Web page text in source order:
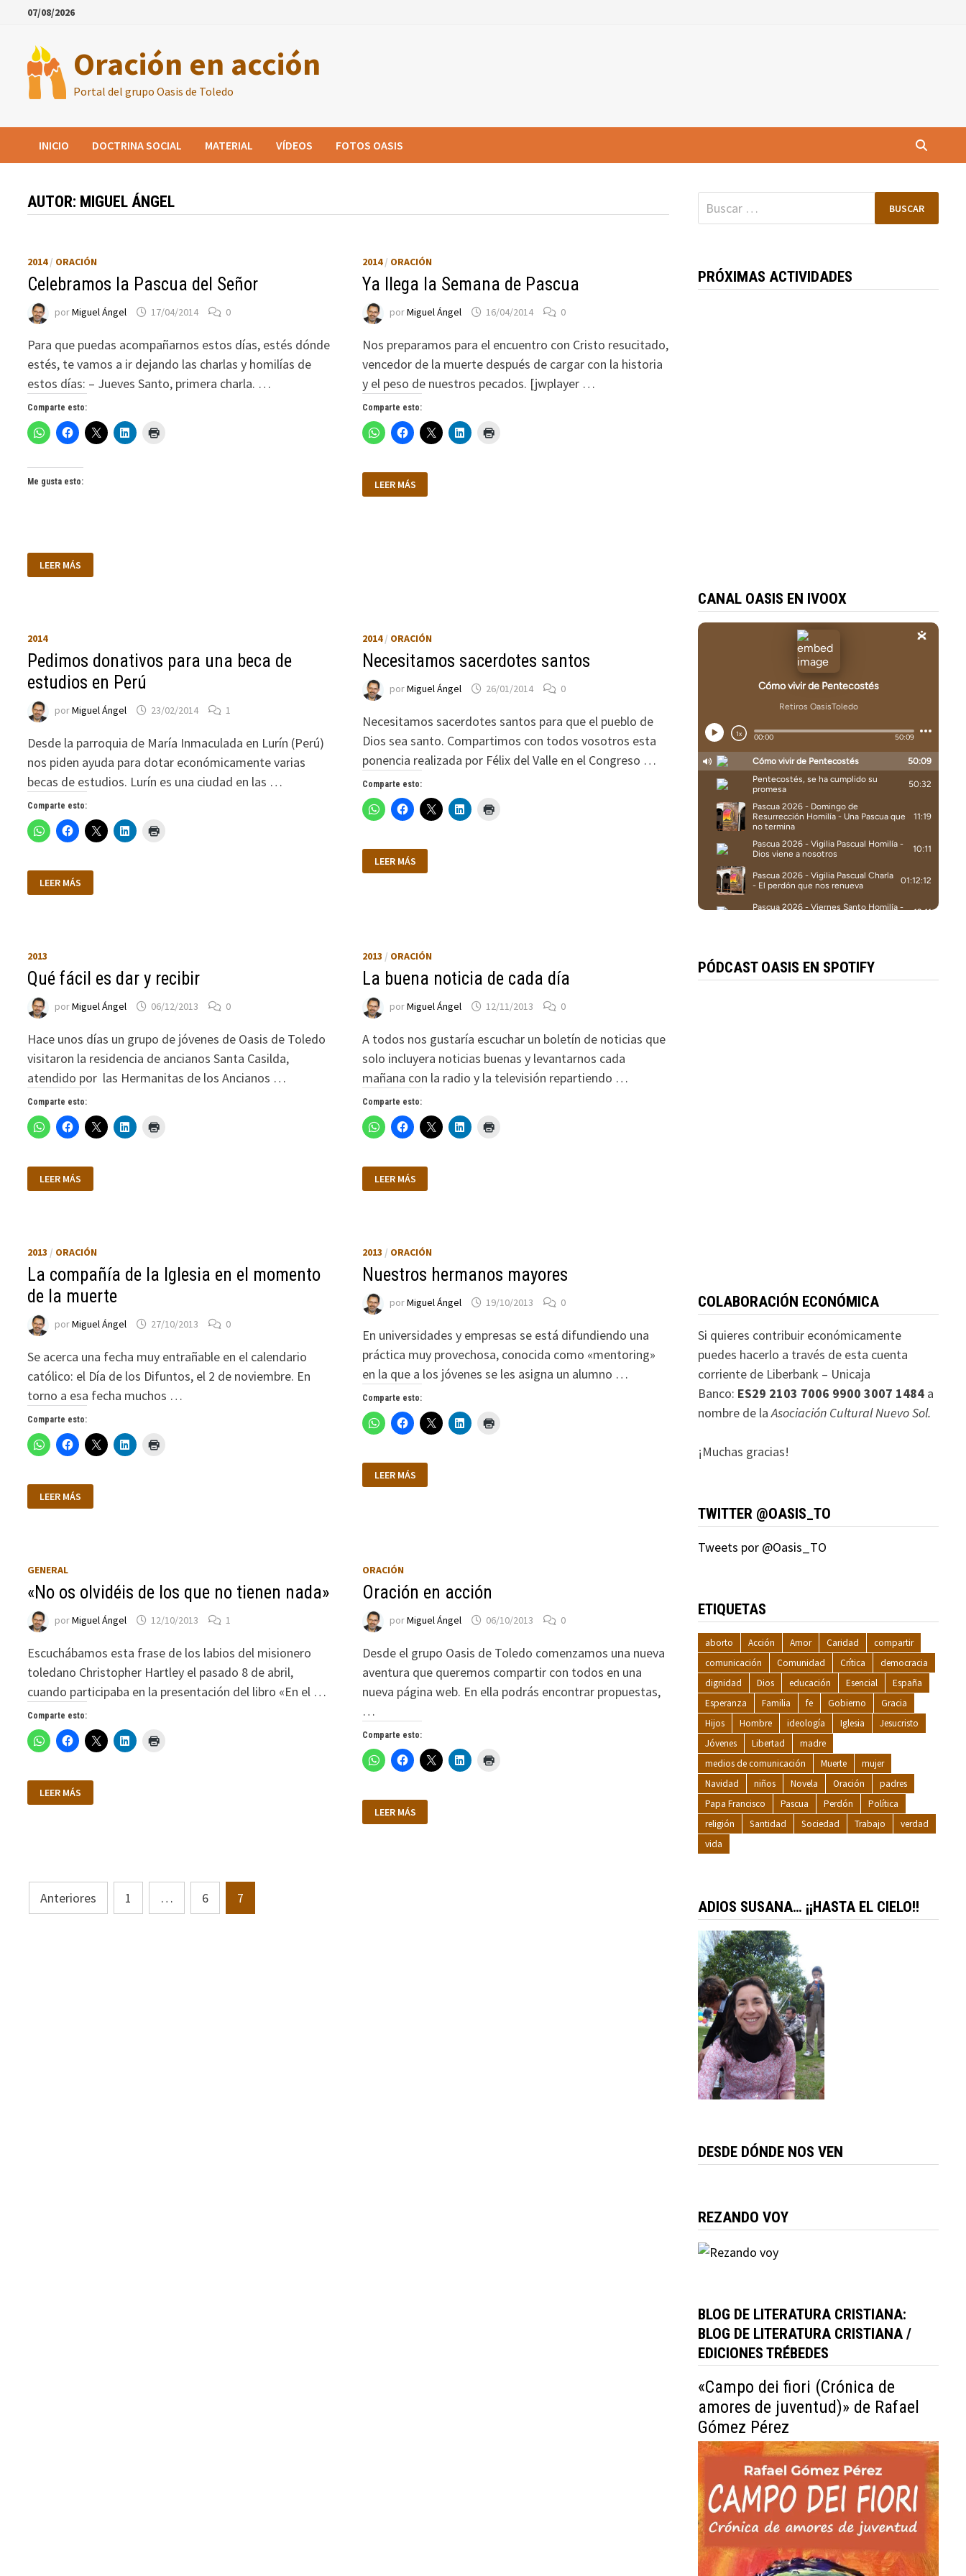
Saltar
contenido
07/08/2026
Oración en acción
Portal del grupo Oasis de Toledo
INICIO DOCTRINA SOCIAL MATERIAL VÍDEOS FOTOS OASIS
AUTOR: MIGUEL ÁNGEL
2014/ ORACIÓN
Celebramos la Pascua del Señor
porMiguel Ángel 17/04/2014 0
Para que puedas acompañarnos estos días, estés dónde
estés, te vamos a ir dejando las charlas y homilías de
estos días: – Jueves Santo, primera charla. …
Comparte esto:
Me gusta esto:
CELEBRAMOS
LA
PASCUA
LEER MÁS
2014/ ORACIÓN
Ya llega la Semana de Pascua
porMiguel Ángel 16/04/2014 0
Nos preparamos para el encuentro con Cristo resucitado,
vencedor de la muerte después de cargar con la historia
y el peso de nuestros pecados. [jwplayer …
Comparte esto:
LLEGA
LA
LEER MÁS
2014
Pedimos donativos para una beca de
estudios en Perú
porMiguel Ángel 23/02/2014 1
Desde la parroquia de María Inmaculada en Lurín (Perú)
nos piden ayuda para dotar económicamente varias
becas de estudios. Lurín es una ciudad en las …
Comparte esto:
PEDIMOS
DONATIVOS
PARA
PERÚ
LEER MÁS
2014/ ORACIÓN
Necesitamos sacerdotes santos
porMiguel Ángel 26/01/2014 0
Necesitamos sacerdotes santos para que el pueblo de
Dios sea santo. Compartimos con todos vosotros esta
ponencia realizada por Félix del Valle en el Congreso …
Comparte esto:
NECESITAMOS
SACERDOTES
SANTOS
LEER MÁS
2013
Qué fácil es dar y recibir
porMiguel Ángel 06/12/2013 0
Hace unos días un grupo de jóvenes de Oasis de Toledo
visitaron la residencia de ancianos Santa Casilda,
atendido por las Hermanitas de los Ancianos …
Comparte esto:
FÁCIL
ES
LEER MÁS
2013 / ORACIÓN
La buena noticia de cada día
porMiguel Ángel 12/11/2013 0
A todos nos gustaría escuchar un boletín de noticias que
solo incluyera noticias buenas y levantarnos cada
mañana con la radio y la televisión repartiendo …
Comparte esto:
BUENA
NOTICIA
LEER MÁS
2013 / ORACIÓN
La compañía de la Iglesia en el momento
de la muerte
porMiguel Ángel 27/10/2013 0
Se acerca una fecha muy entrañable en el calendario
católico: el Día de los Difuntos, el 2 de noviembre. En
torno a esa fecha muchos …
Comparte esto:
COMPAÑÍA
DE
DE
MUERTE
LEER MÁS
2013 / ORACIÓN
Nuestros hermanos mayores
porMiguel Ángel 19/10/2013 0
En universidades y empresas se está difundiendo una
práctica muy provechosa, conocida como «mentoring»
en la que a los jóvenes se les asigna un alumno …
Comparte esto:
NUESTROS
HERMANOS
MAYORES
LEER MÁS
GENERAL
«No os olvidéis de los que no tienen nada»
porMiguel Ángel 12/10/2013 1
Escuchábamos esta frase de los labios del misionero
toledano Christopher Hartley el pasado 8 de abril,
cuando participaba en la presentación del libro «En el …
Comparte esto:
OS
OLVIDÉIS
LEER MÁS
ORACIÓN
Oración en acción
porMiguel Ángel 06/10/2013 0
Desde el grupo Oasis de Toledo comenzamos una nueva
aventura que queremos compartir con todos en una
nueva página web. En ella podrás encontrar propuestas,
…
Comparte esto:
ORACIÓN
EN
ACCIÓN
LEER MÁS
Paginación
de
Anteriores 1 … 6 7
Buscar:
PRÓXIMAS ACTIVIDADES
CANAL OASIS EN IVOOX
PÓDCAST OASIS EN SPOTIFY
COLABORACIÓN ECONÓMICA
Si quieres contribuir económicamente
puedes hacerlo a través de esta cuenta
corriente de Liberbank – Unicaja
Banco: ES29 2103 7006 9900 3007 1484a
nombre de laAsociación Cultural Nuevo Sol.
¡Muchas gracias!
TWITTER @OASIS_TO
Tweets por @Oasis_TO
ETIQUETAS
aborto Acción Amor Caridad
compartir
comunicación
Comunidad Crítica
democracia
dignidad
Dios educación Esencial
España
Esperanza
Familia fe Gobierno
Gracia
Hijos
Hombre ideología Iglesia
Jesucristo
Jóvenes
Libertad
madre
medios de comunicación
Muerte
mujer
Navidad
niños Novela Oración
padres
Papa Francisco
Pascua Perdón
Política
religión
Santidad Sociedad Trabajo
verdad
vida
ADIOS SUSANA… ¡¡HASTA EL CIELO!!
DESDE DÓNDE NOS VEN
REZANDO VOY
BLOG DE LITERATURA CRISTIANA:
BLOG DE LITERATURA CRISTIANA /
EDICIONES TRÉBEDES
«Campo dei fiori (Crónica de
amores de juventud)» de Rafael
Gómez Pérez